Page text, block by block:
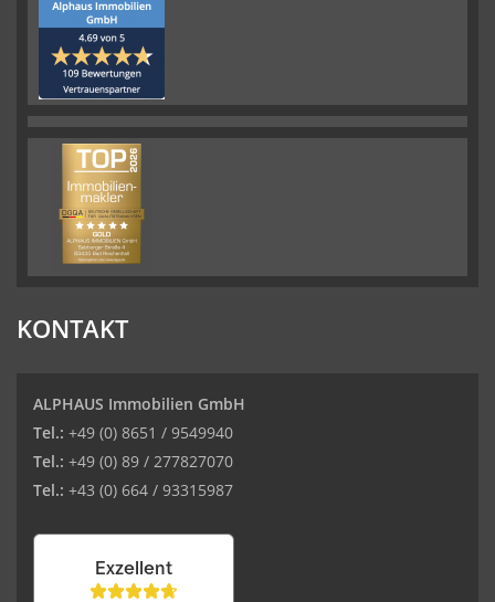
KONTAKT
ALPHAUS Immobilien GmbH
Tel.: +49 (0) 8651 / 9549940
Tel.: +49 (0) 89 / 277827070
Tel.: +43 (0) 664 / 93315987